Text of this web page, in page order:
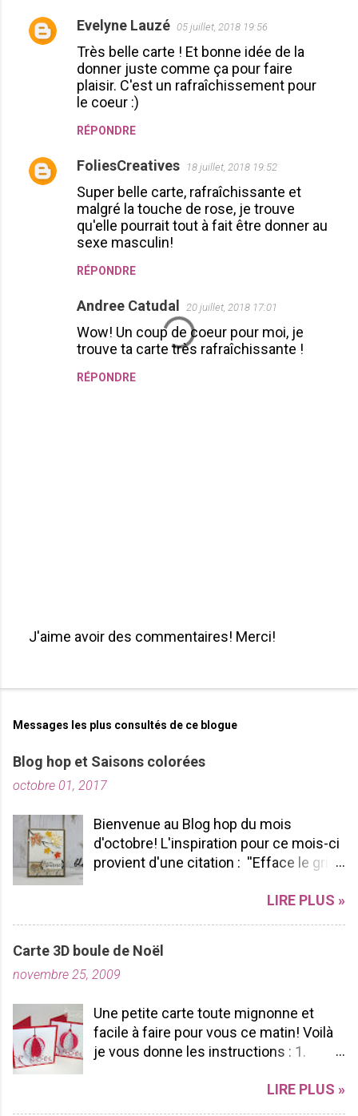
Evelyne Lauzé 05 juillet, 2018 19:56
Très belle carte ! Et bonne idée de la
donner juste comme ça pour faire
plaisir. C'est un rafraîchissement pour
le coeur :)
RÉPONDRE
FoliesCreatives 18 juillet, 2018 19:52
Super belle carte, rafraîchissante et
malgré la touche de rose, je trouve
qu'elle pourrait tout à fait être donner au
sexe masculin!
RÉPONDRE
Andree Catudal 20 juillet, 2018 17:01
Wow! Un coup de coeur pour moi, je
trouve ta carte très rafraîchissante !
RÉPONDRE
b
i
r
u
n
o
m
m
e
a
r
e
J'aime avoir des commentaires! Merci!
Messages les plus consultés de ce blogue
Blog hop et Saisons colorées
octobre 01, 2017
Bienvenue au Blog hop du mois
d'octobre! L'inspiration pour ce mois-ci
provient d'une citation : ''Efface le gris
possèdes à l'intérieur!'' -pablopicasso
laisser des commentaires ça fait
toujours plaisir à lire! Bon Blog hop à
Saisons colorées, je l'aime par sa
polyvalence et sa durabilité. Pourquoi?
Parce que nous pouvons l'utiliser tout
saisons et les voeux sont vraiment
beaux et s'adaptent facilement à
LIRE PLUS »
Carte 3D boule de Noël
novembre 25, 2009
Une petite carte toute mignonne et
facile à faire pour vous ce matin! Voilà
je vous donne les instructions : 1.
Pliez le en 2 ça fera une carte de 3x3 3.
LIRE PLUS »